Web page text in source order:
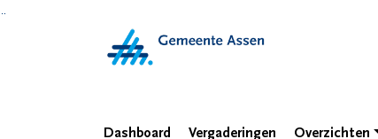
Dashboard Vergaderingen Overzichten